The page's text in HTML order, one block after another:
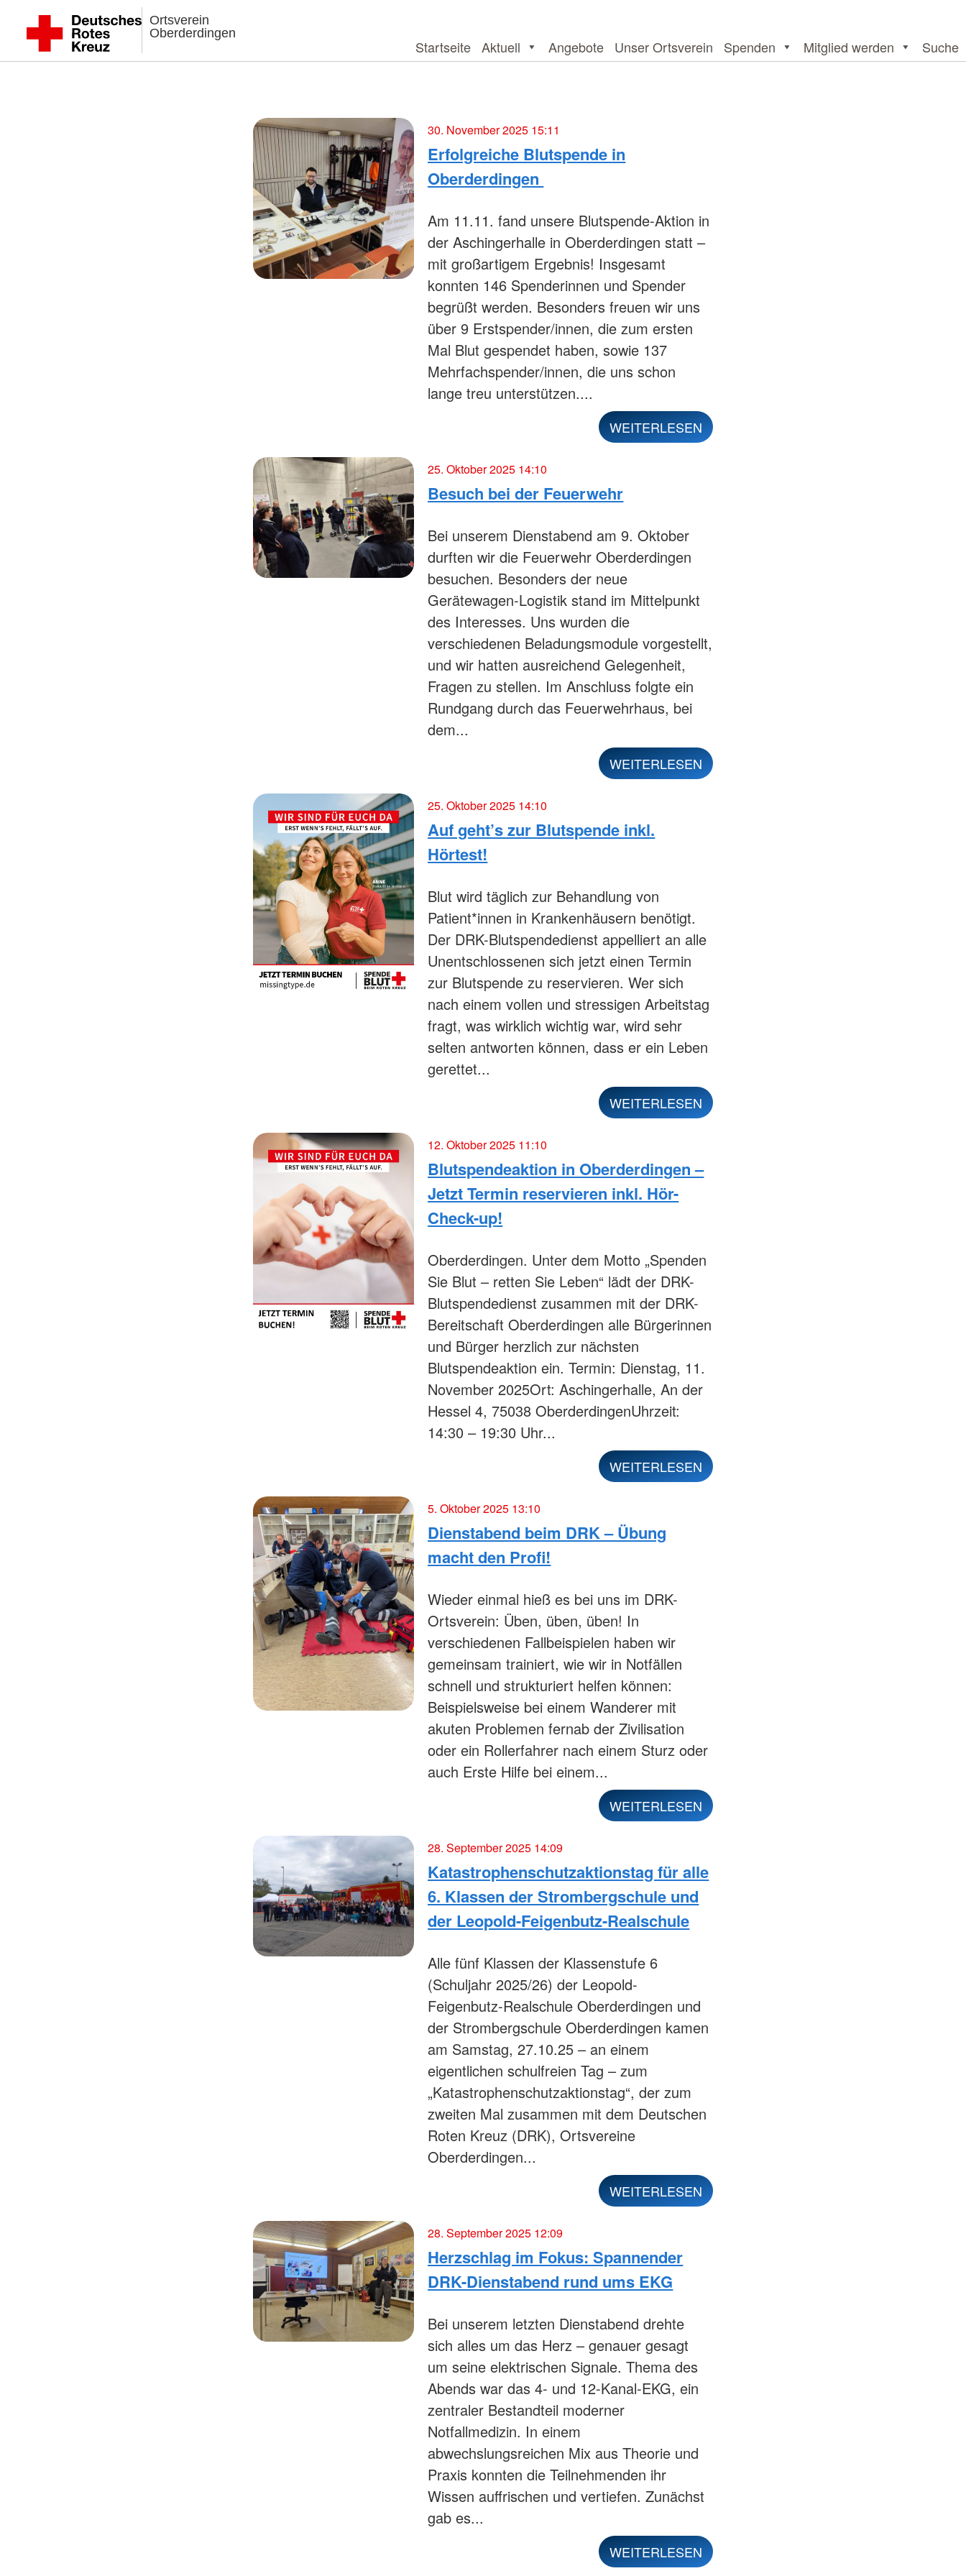
Ortsverein
Oberderdingen
Startseite Aktuell Angebote Unser Ortsverein Spenden Mitglied werden Suche
30. November 2025 15:11
Erfolgreiche Blutspende in
Oberderdingen
Am 11.11. fand unsere Blutspende-Aktion in
der Aschingerhalle in Oberderdingen statt –
mit großartigem Ergebnis! Insgesamt
konnten 146 Spenderinnen und Spender
begrüßt werden. Besonders freuen wir uns
über 9 Erstspender/innen, die zum ersten
Mal Blut gespendet haben, sowie 137
Mehrfachspender/innen, die uns schon
lange treu unterstützen....
WEITERLESEN
25. Oktober 2025 14:10
Besuch bei der Feuerwehr
Bei unserem Dienstabend am 9. Oktober
durften wir die Feuerwehr Oberderdingen
besuchen. Besonders der neue
Gerätewagen-Logistik stand im Mittelpunkt
des Interesses. Uns wurden die
verschiedenen Beladungsmodule vorgestellt,
und wir hatten ausreichend Gelegenheit,
Fragen zu stellen. Im Anschluss folgte ein
Rundgang durch das Feuerwehrhaus, bei
dem...
WEITERLESEN
25. Oktober 2025 14:10
Auf geht’s zur Blutspende inkl.
Hörtest!
Blut wird täglich zur Behandlung von
Patient*innen in Krankenhäusern benötigt.
Der DRK-Blutspendedienst appelliert an alle
Unentschlossenen sich jetzt einen Termin
zur Blutspende zu reservieren. Wer sich
nach einem vollen und stressigen Arbeitstag
fragt, was wirklich wichtig war, wird sehr
selten antworten können, dass er ein Leben
gerettet...
WEITERLESEN
12. Oktober 2025 11:10
Blutspendeaktion in Oberderdingen –
Jetzt Termin reservieren inkl. Hör-
Check-up!
Oberderdingen. Unter dem Motto „Spenden
Sie Blut – retten Sie Leben“ lädt der DRK-
Blutspendedienst zusammen mit der DRK-
Bereitschaft Oberderdingen alle Bürgerinnen
und Bürger herzlich zur nächsten
Blutspendeaktion ein. Termin: Dienstag, 11.
November 2025Ort: Aschingerhalle, An der
Hessel 4, 75038 OberderdingenUhrzeit:
14:30 – 19:30 Uhr...
WEITERLESEN
5. Oktober 2025 13:10
Dienstabend beim DRK – Übung
macht den Profi!
Wieder einmal hieß es bei uns im DRK-
Ortsverein: Üben, üben, üben! In
verschiedenen Fallbeispielen haben wir
gemeinsam trainiert, wie wir in Notfällen
schnell und strukturiert helfen können:
Beispielsweise bei einem Wanderer mit
akuten Problemen fernab der Zivilisation
oder ein Rollerfahrer nach einem Sturz oder
auch Erste Hilfe bei einem...
WEITERLESEN
28. September 2025 14:09
Katastrophenschutzaktionstag für alle
6. Klassen der Strombergschule und
der Leopold-Feigenbutz-Realschule
Alle fünf Klassen der Klassenstufe 6
(Schuljahr 2025/26) der Leopold-
Feigenbutz-Realschule Oberderdingen und
der Strombergschule Oberderdingen kamen
am Samstag, 27.10.25 – an einem
eigentlichen schulfreien Tag – zum
„Katastrophenschutzaktionstag“, der zum
zweiten Mal zusammen mit dem Deutschen
Roten Kreuz (DRK), Ortsvereine
Oberderdingen...
WEITERLESEN
28. September 2025 12:09
Herzschlag im Fokus: Spannender
DRK-Dienstabend rund ums EKG
Bei unserem letzten Dienstabend drehte
sich alles um das Herz – genauer gesagt
um seine elektrischen Signale. Thema des
Abends war das 4- und 12-Kanal-EKG, ein
zentraler Bestandteil moderner
Notfallmedizin. In einem
abwechslungsreichen Mix aus Theorie und
Praxis konnten die Teilnehmenden ihr
Wissen auffrischen und vertiefen. Zunächst
gab es...
WEITERLESEN